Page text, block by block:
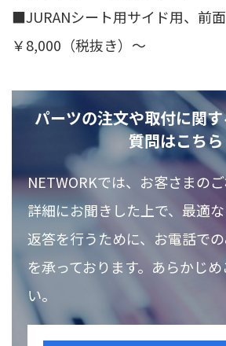
■JURANシート用サイド用、前
￥8,000（税抜き）～
パーツの注文や取付に関
質問はこちら
NETWORKでは、お客さまの
詳細にお聞きした上で、最適
返答を行うために、お電話で
を承っております。あらかじ
い。